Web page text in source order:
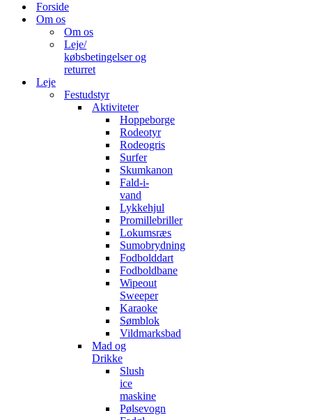
Forside
Om os
Om os
Leje/
købsbetingelser og
returret
Leje
Festudstyr
Aktiviteter
Hoppeborge
Rodeotyr
Rodeogris
Surfer
Skumkanon
Fald-i-
vand
Lykkehjul
Promillebriller
Lokumsræs
Sumobrydning
Fodbolddart
Fodboldbane
Wipeout
Sweeper
Karaoke
Sømblok
Vildmarksbad
Mad og
Drikke
Slush
ice
maskine
Pølsevogn